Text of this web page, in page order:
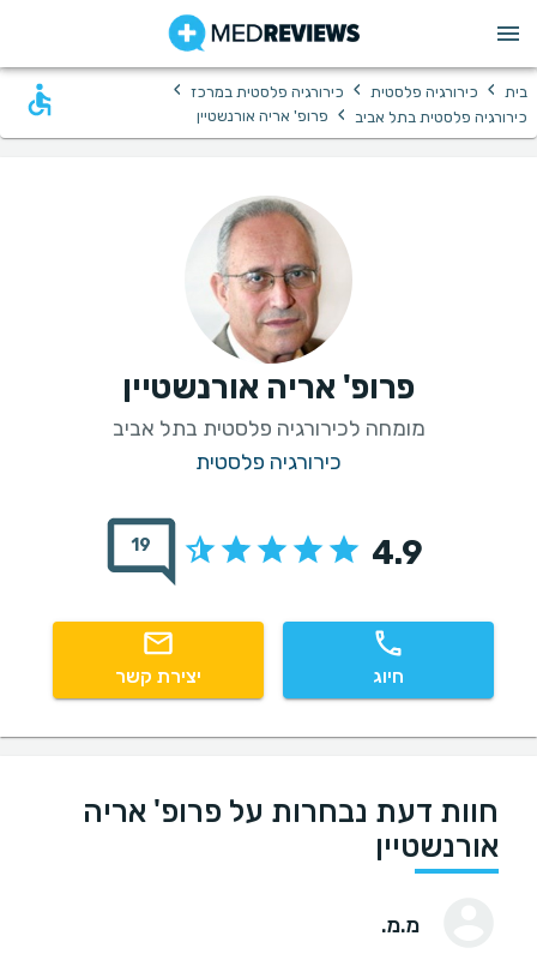
בית › כירורגיה פלסטית › כירורגיה פלסטית במרכז ›
כירורגיה פלסטית בתל אביב › פרופ' אריה אורנשטיין
פרופ' אריה אורנשטיין
מומחה לכירורגיה פלסטית בתל אביב
כירורגיה פלסטית
4.9
19
חיוג יצירת קשר
חוות דעת נבחרות על פרופ' אריה
אורנשטיין
מ.מ.